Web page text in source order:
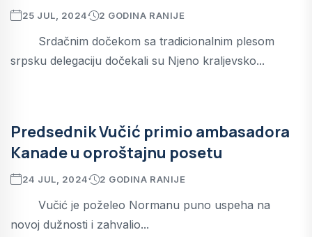
25 JUL, 2024 2 GODINA RANIJE
Srdačnim dočekom sa tradicionalnim plesom
srpsku delegaciju dočekali su Njeno kraljevsko...
Predsednik Vučić primio ambasadora
Kanade u oproštajnu posetu
24 JUL, 2024 2 GODINA RANIJE
Vučić je poželeo Normanu puno uspeha na
novoj dužnosti i zahvalio...